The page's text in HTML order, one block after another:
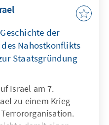
der
Nahostkonflikts
Staatsgründung
Israel am 7.
zu einem Krieg